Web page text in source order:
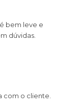
bem leve e
dúvidas.
com o cliente.